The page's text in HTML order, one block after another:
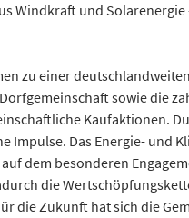
Windkraft und
zu einer
sowie die
Kaufaktionen.
Impulse. Das Energie- und
dem besonderen
die
die Zukunft hat sich die